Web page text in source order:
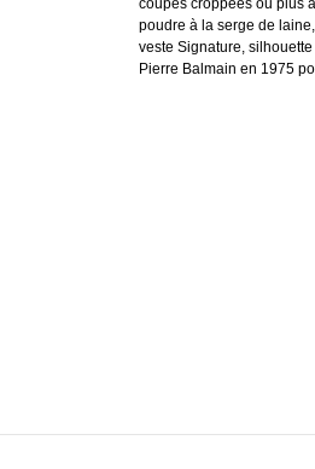
coupes croppées ou plus
poudre à la serge de
veste Signature,
Pierre Balmain en 1975